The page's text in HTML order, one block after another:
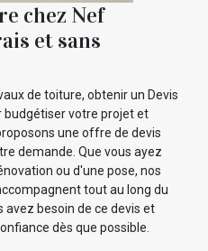
chez Nef
et sans
de toiture, obtenir un Devis
votre projet et
une offre de devis
demande. Que vous ayez
ou d'une pose, nos
tout au long du
avez besoin de ce devis et
dès que possible.